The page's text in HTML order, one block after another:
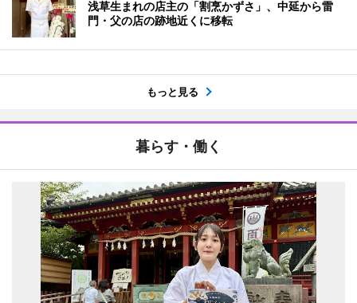
浅草生まれの店主の「割烹かずさ」、中延から雷
門・父の店の跡地近くに移転
もっと見る
暮らす・働く